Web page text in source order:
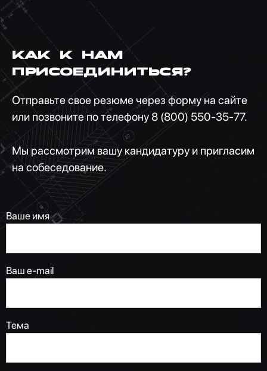
Как к нам
присоединиться?
Отправьте свое резюме через форму на сайте
или позвоните по телефону8 (800) 550-35-77.
Мы рассмотрим вашу кандидатуру и пригласим
на собеседование.
Ваше имя
Ваш e-mail
Тема